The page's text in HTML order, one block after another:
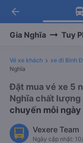
Tải
Nhận
Tải
-30k/
arrow_back
Gia Nghĩa Tuy
Vé xe khách xe đi Bình
Nghĩa
Đặt mua vé xe 5
Nghĩa chất lượng
chuyến mỗi ngày
Vexere Team
Ngày cập nhật: